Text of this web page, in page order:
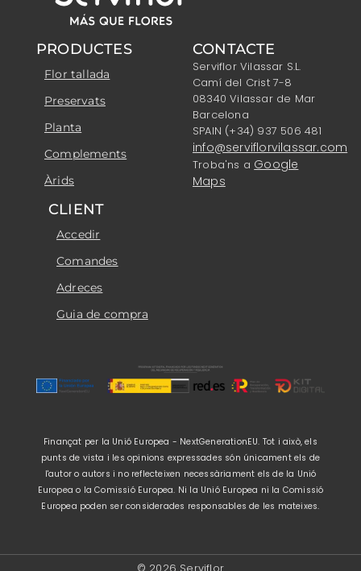
PRODUCTES
Flor tallada
Preservats
Planta
Complements
Àrids
CONTACTE
Serviflor Vilassar S.L.
Camí del Crist 7-8
08340 Vilassar de Mar
Barcelona
SPAIN (+34) 937 506 481
info@serviflorvilassar.com
Troba'ns a Google
Maps
CLIENT
Accedir
Comandes
Adreces
Guia de compra
Finançat per la Unió Europea - NextGenerationEU. Tot i això, els
punts de vista i les opinions expressades són únicament els de
l'autor o autors i no reflecteixen necessàriament els de la Unió
Europea o la Comissió Europea. Ni la Unió Europea ni la Comissió
Europea poden ser considerades responsables de les mateixes.
© 2026 Serviflor